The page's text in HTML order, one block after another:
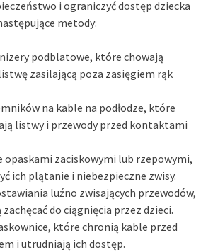
i ograniczyć dostęp dziecka
metody:
podblatowe, które chowają
zasilającą poza zasięgiem rąk
na kable na podłodze, które
listwy i przewody przed kontaktami
opaskami zaciskowymi lub rzepowymi,
ich plątanie i niebezpieczne zwisy.
luźno zwisających przewodów,
do ciągnięcia przez dzieci.
które chronią kable przed
i utrudniają ich dostęp.